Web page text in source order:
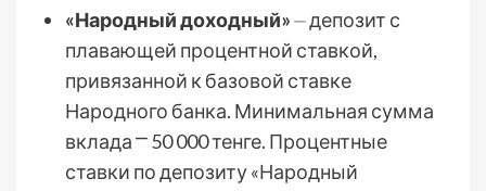
«Народный доходный»⏤ депозит с
плавающей процентной ставкой,
привязанной к базовой ставке
Народного банка. Минимальная сумма
вклада ⎻ 50 000 тенге. Процентные
ставки по депозиту «Народный